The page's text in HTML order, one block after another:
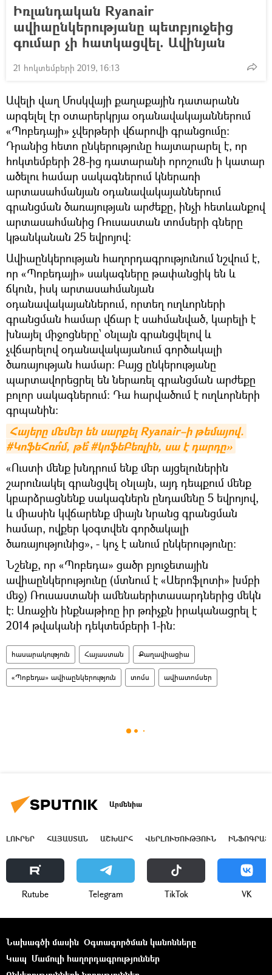
Իռլանդական Ryanair
ավիաընկերությանը պետբյուջեից
գումար չի հատկացվել. Ավինյան
21 հոկտեմբերի 2019, 16:13
Ավելի վաղ Մոսկվայի քաղաքային դատարանն
արգելել էր օտարերկրյա օդանավակայաններում
«Պոբեդայի» չվերթերի վճարովի գրանցումը։
Դրանից հետո ընկերությունը հայտարարել է, որ
հոկտեմբերի 28-ից դատարանի որոշումն ի կատար
ածելու համար սակագներում կներառի
արտասահմանյան օդանավակայաններում
գրանցման ծառայության արժեքը, ինչի հետևանքով
արտասահմանից Ռուսաստան տոմսերի գները
կթանկանան 25 եվրոյով։
Ավիաընկերության հաղորդագրությունում նշվում է,
որ «Պոբեդայի» սակագները թափանցիկ են և
ճկուն, իսկ արտասահմանյան
օդանավակայաններում, որտեղ ուղևորների
գրանցման համար վճար է սահմանված, կարելի է
խնայել միջոցները՝ օնլայն գրանցվելով և
չվճարելով օդանավակայանում գործակալի
ծառայության համար։ Բայց ընկերությանը
պարտավորեցրել են ներառել գրանցման արժեքը
բոլոր սակագներում։ Դա հարվածում է ուղևորների
գրպանին։
Հայերը մեմեր են սարքել Ryanair–ի թեմայով.
#ԿոֆեՀռո՞մ, թե՞ #կոֆեԲեռլին, սա է դարդը»
«Ուստի մենք խնդրում ենք մեր այցելուներին
շարունակել գրանցվել օնլայն, այդ դեպքում մենք
կբարձրացնենք սակագներն ընդամենը 5 եվրոյով,
և միասին կվճարենք միայն նրանց գրանցման
համար, ովքեր կօգտվեն գործակալի
ծառայությունից», - կոչ է անում ընկերությունը։
Նշենք, որ «Պոբեդա» ցածր բյուջետային
ավիաընկերությունը (մտնում է «Աերոֆլոտի» խմբի
մեջ) Ռուսաստանի ամենաերիտասարդներից մեկն
է։ Առաջին ինքնաթիռը իր թռիչքն իրականացրել է
2014 թվականի դեկտեմբերի 1-ին։
հասարակություն Հայաստան Քաղավիացիա
«Պոբեդա» ավիաընկերություն տոմս ավիատոմսեր
Արմենիա
ԼՈՒՐԵՐ ՀԱՅԱՍՏԱՆ ԱՇԽԱՐՀ ՎԵՐԼՈՒԾՈՒԹՅՈՒՆ
Rutube Telegram ТikТоk VK
Նախագծի մասին Օգտագործման կանոնները
Կապ Մամուլի հաղորդագրություններ